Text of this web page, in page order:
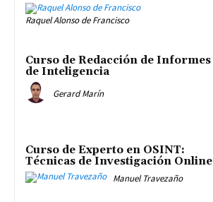
Raquel Alonso de Francisco
Curso de Redacción de Informes
de Inteligencia
Gerard Marín
Curso de Experto en OSINT:
Técnicas de Investigación Online
Manuel Travezaño